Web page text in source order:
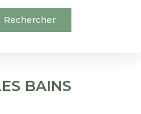
BAINS